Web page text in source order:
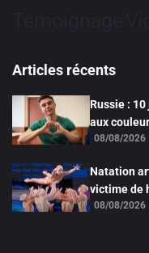
Témoignage
Articles récents
Russie : 10
aux
08/08/2026
Natation
victime de
08/08/2026